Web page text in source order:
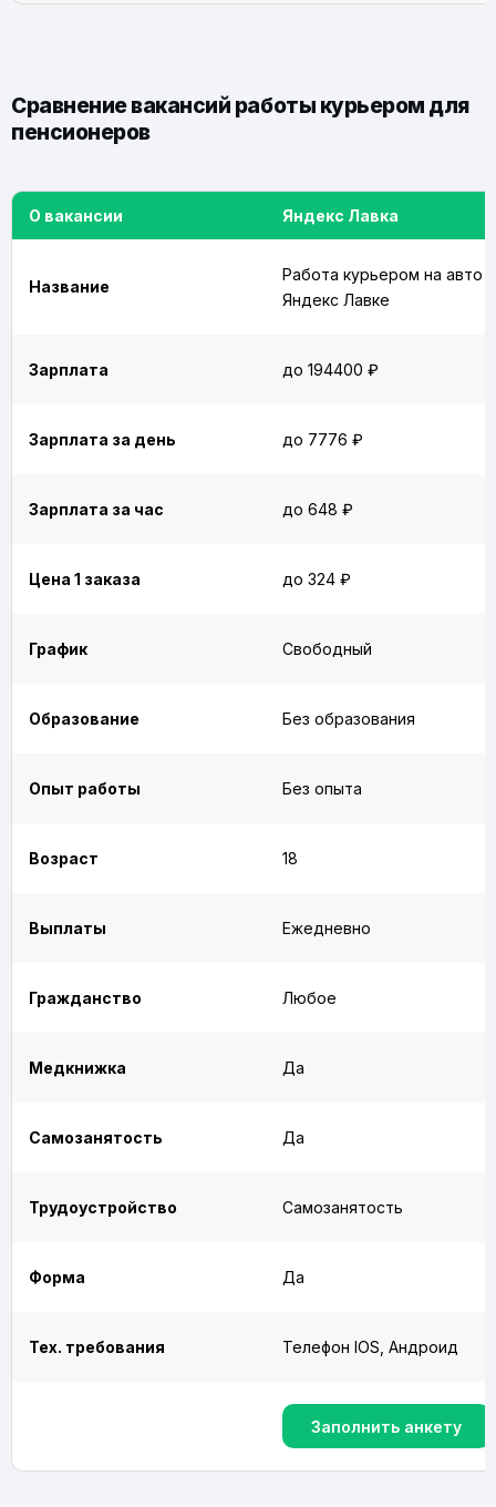
Сравнение вакансий работы курьером для
пенсионеров
О вакансии Яндекс Лавка
Название
Работа курьером на авто в
Яндекс Лавке
Зарплата до 194400 ₽
Зарплата за день до 7776 ₽
Зарплата за час до 648 ₽
Цена 1 заказа до 324 ₽
График Свободный
Образование Без образования
Опыт работы Без опыта
Возраст 18
Выплаты Ежедневно
Гражданство Любое
Медкнижка Да
Самозанятость Да
Трудоустройство Самозанятость
Форма Да
Тех. требования Телефон IOS, Андроид
Заполнить анкету